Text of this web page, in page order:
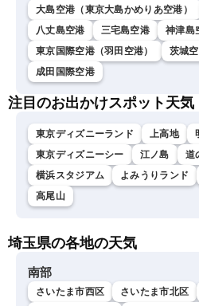
大島空港（東京大島かめりあ空港）
八丈島空港
三宅島空港 神津島
東京国際空港（羽田空港）
茨城
成田国際空港
注目のお出かけスポット天気
東京ディズニーランド 上高地
東京ディズニーシー
江ノ島
道
横浜スタジアム
よみうりランド
高尾山
埼玉県の各地の天気
南部
さいたま市西区 さいたま市北区